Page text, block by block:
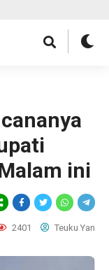
ini
2401 Teuku Yan